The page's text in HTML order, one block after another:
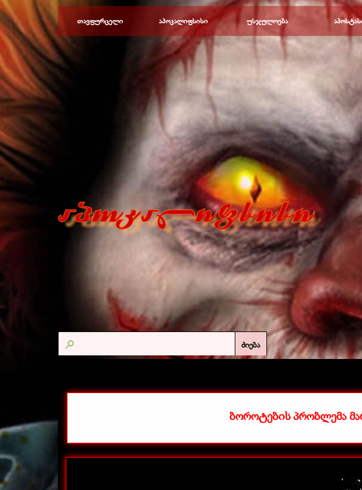
Перейти к контенту
თავფურცელი აპოკალიფსისი ▼
უსჯულოება ▼
ძიება
ბოროტების პრობლემა